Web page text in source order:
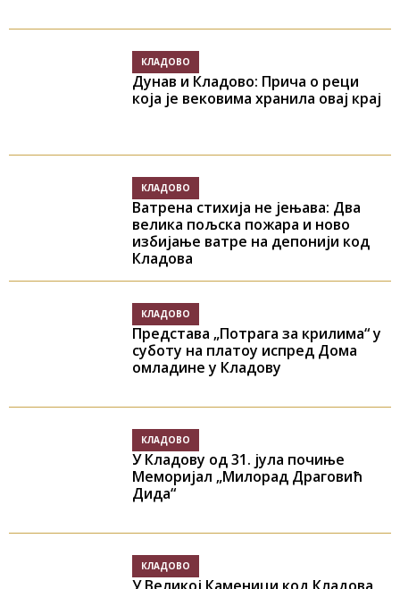
КЛАДОВО
Дунав и Кладово: Прича о реци
која је вековима хранила овај крај
КЛАДОВО
Ватрена стихија не јењава: Два
велика пољска пожара и ново
избијање ватре на депонији код
Кладова
КЛАДОВО
Представа „Потрага за крилима“ у
суботу на платоу испред Дома
омладине у Кладову
КЛАДОВО
У Кладову од 31. јула почиње
Меморијал „Милорад Драговић
Дида“
КЛАДОВО